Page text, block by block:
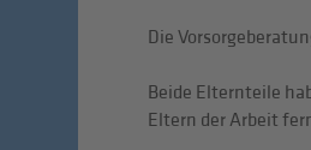
Die
Beide Elternteile
Eltern der Arbeit